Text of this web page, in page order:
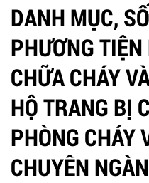
DANH MỤC,
PHƯƠNG TIỆN
CHỮA CHÁY
HỘ TRANG BỊ
PHÒNG CHÁY
CHUYÊN